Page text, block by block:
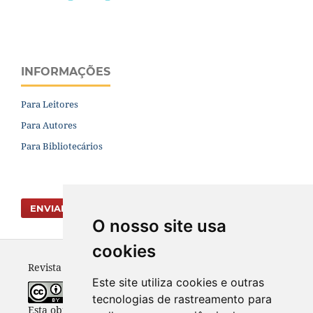
O nosso site usa
cookies
Este site utiliza cookies e outras
tecnologias de rastreamento para
INFORMAÇÕES
Para Leitores
Para Autores
Para Bibliotecários
ENVIAR SUBMISSÃO
Revista Vernáculo - ISSN 2317-4021
Esta obra está licenciada com uma Licença Creative